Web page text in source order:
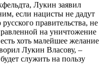
Лукин заявил
если нацисты не дадут
правительства, не
на уничтожение
хоть малейшее желание
Лукин Власову, –
служить на пользу